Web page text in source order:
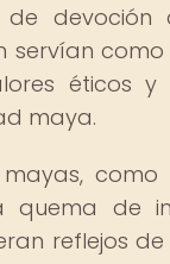
de devoción
servían
éticos y
maya.
quema de
reflejos